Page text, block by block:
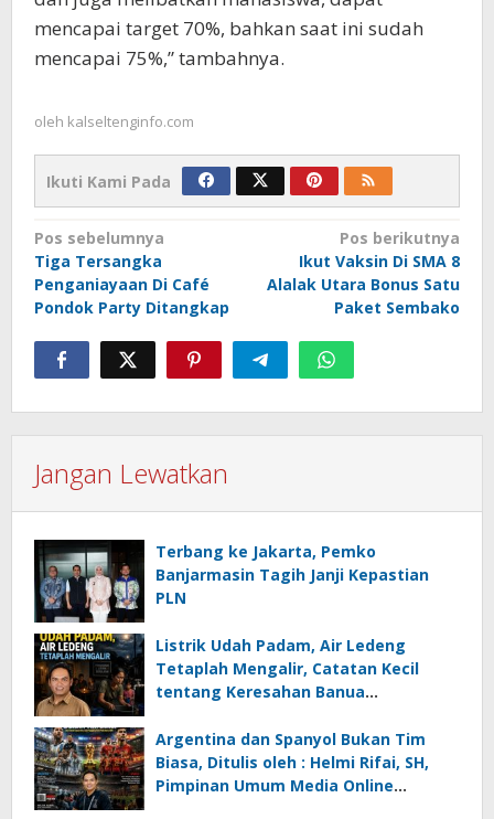
mencapai target 70%, bahkan saat ini sudah
mencapai 75%,” tambahnya.
oleh kalseltenginfo.com
Ikuti Kami Pada
Navigasi
pos
Pos sebelumnya
Tiga Tersangka
Penganiayaan Di Café
Pondok Party Ditangkap
Pos berikutnya
Ikut Vaksin Di SMA 8
Alalak Utara Bonus Satu
Paket Sembako
Jangan Lewatkan
Terbang ke Jakarta, Pemko
Banjarmasin Tagih Janji Kepastian
PLN
Listrik Udah Padam, Air Ledeng
Tetaplah Mengalir, Catatan Kecil
tentang Keresahan Banua
Ancaman Lingkungan, Oleh : Helmi
Rifai, SH
Argentina dan Spanyol Bukan Tim
Biasa, Ditulis oleh : Helmi Rifai, SH,
Pimpinan Umum Media Online